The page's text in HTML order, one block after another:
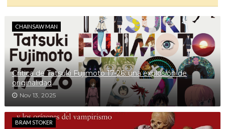
CHAINSAW MAN
Crítica de Tatsuki Fujimoto 17-26: una explosión de
originalidad
Nov 13, 2025
BRAM STOKER